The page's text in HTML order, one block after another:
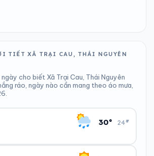
TIẾT XÃ TRẠI CAU, THÁI NGUYÊN
cho biết Xã Trại Cau, Thái Nguyên
ráo, ngày nào cần mang theo áo mưa,
30° 24°
▾